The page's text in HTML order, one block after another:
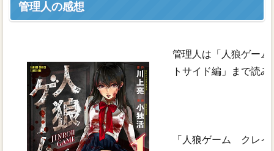
管理人の感想
管理人は「人狼ゲー
トサイド編」まで読み
「人狼ゲーム クレイ